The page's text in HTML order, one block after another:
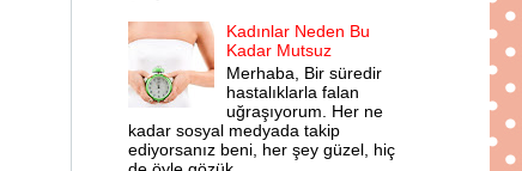
Kadınlar Neden Bu
Kadar Mutsuz
Merhaba, Bir süredir
hastalıklarla falan
uğraşıyorum. Her ne
kadar sosyal medyada takip
ediyorsanız beni, her şey güzel, hiç